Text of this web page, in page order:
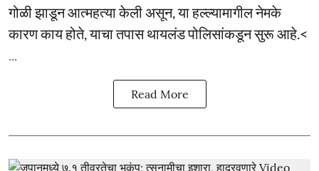
गोळी झाडून आत्महत्या केली असून, या हल्ल्यामागील नेमके
कारण काय होते, याचा तपास थायलंड पोलिसांकडून सुरू आहे.<
...
Read More